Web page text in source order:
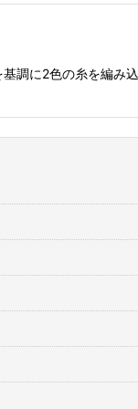
調に2色の糸を編み